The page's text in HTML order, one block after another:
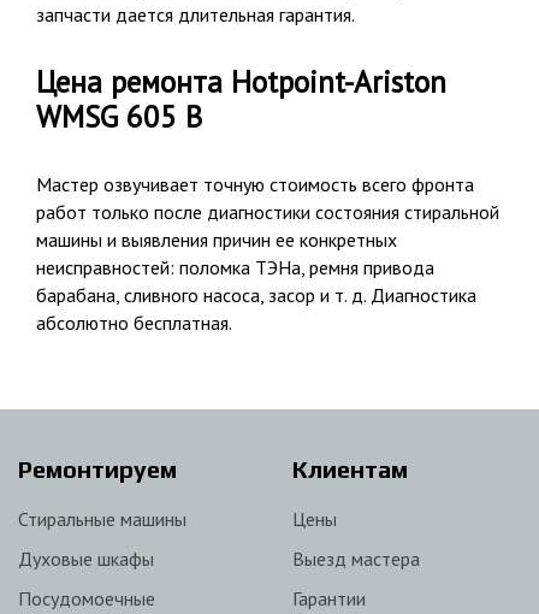
запчасти дается длительная гарантия.
Цена ремонта Hotpoint-Ariston
WMSG 605 B
Мастер озвучивает точную стоимость всего фронта
работ только после диагностики состояния стиральной
машины и выявления причин ее конкретных
неисправностей: поломка ТЭНа, ремня привода
барабана, сливного насоса, засор и т. д. Диагностика
абсолютно бесплатная.
Ремонтируем
Стиральные машины
Духовые шкафы
Посудомоечные
Клиентам
Цены
Выезд мастера
Гарантии